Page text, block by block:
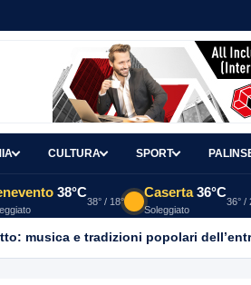
CULTURA SPORT
38°C
38° / 18°
Caserta 36°C
Soleggiato
36° /
musica e tradizioni popolari